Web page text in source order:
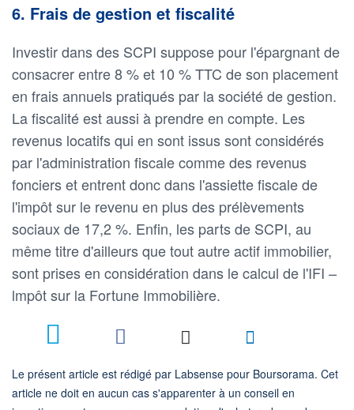
6. Frais de gestion et fiscalité
Investir dans des SCPI suppose pour l'épargnant de
consacrer entre 8 % et 10 % TTC de son placement
en frais annuels pratiqués par la société de gestion.
La fiscalité est aussi à prendre en compte. Les
revenus locatifs qui en sont issus sont considérés
par l'administration fiscale comme des revenus
fonciers et entrent donc dans l'assiette fiscale de
l'impôt sur le revenu en plus des prélèvements
sociaux de 17,2 %. Enfin, les parts de SCPI, au
même titre d'ailleurs que tout autre actif immobilier,
sont prises en considération dans le calcul de l'IFI –
lmpôt sur la Fortune Immobilière.
Le présent article est rédigé par Labsense pour Boursorama. Cet
article ne doit en aucun cas s'apparenter à un conseil en